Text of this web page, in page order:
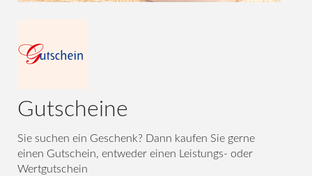
Gutscheine
Sie suchen ein Geschenk? Dann kaufen Sie gerne
einen Gutschein, entweder einen Leistungs- oder
Wertgutschein